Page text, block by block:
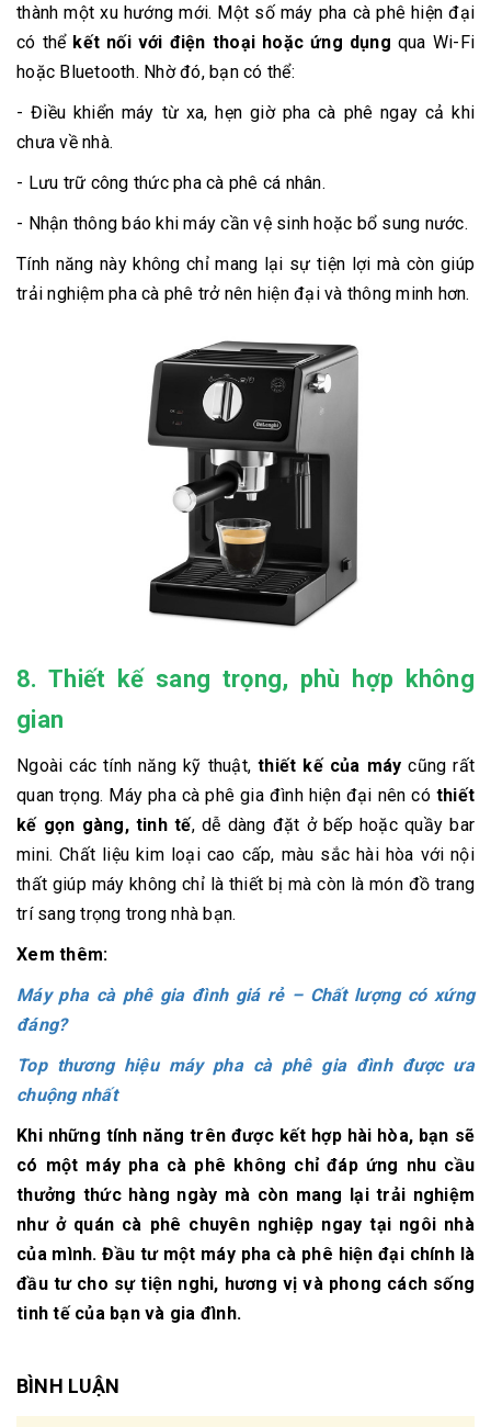
thành một xu hướng mới. Một số máy pha cà phê hiện đại
có thể kết nối với điện thoại hoặc ứng dụng qua Wi-Fi
hoặc Bluetooth. Nhờ đó, bạn có thể:
- Điều khiển máy từ xa, hẹn giờ pha cà phê ngay cả khi
chưa về nhà.
- Lưu trữ công thức pha cà phê cá nhân.
- Nhận thông báo khi máy cần vệ sinh hoặc bổ sung nước.
Tính năng này không chỉ mang lại sự tiện lợi mà còn giúp
trải nghiệm pha cà phê trở nên hiện đại và thông minh hơn.
8. Thiết kế sang trọng, phù hợp không
gian
Ngoài các tính năng kỹ thuật, thiết kế của máy cũng rất
quan trọng. Máy pha cà phê gia đình hiện đại nên có thiết
kế gọn gàng, tinh tế, dễ dàng đặt ở bếp hoặc quầy bar
mini. Chất liệu kim loại cao cấp, màu sắc hài hòa với nội
thất giúp máy không chỉ là thiết bị mà còn là món đồ trang
trí sang trọng trong nhà bạn.
Xem thêm:
Máy pha cà phê gia đình giá rẻ – Chất lượng có xứng
đáng?
Top thương hiệu máy pha cà phê gia đình được ưa
chuộng nhất
Khi những tính năng trên được kết hợp hài hòa, bạn sẽ
có một máy pha cà phê không chỉ đáp ứng nhu cầu
thưởng thức hàng ngày mà còn mang lại trải nghiệm
như ở quán cà phê chuyên nghiệp ngay tại ngôi nhà
của mình. Đầu tư một máy pha cà phê hiện đại chính là
đầu tư cho sự tiện nghi, hương vị và phong cách sống
tinh tế của bạn và gia đình.
BÌNH LUẬN